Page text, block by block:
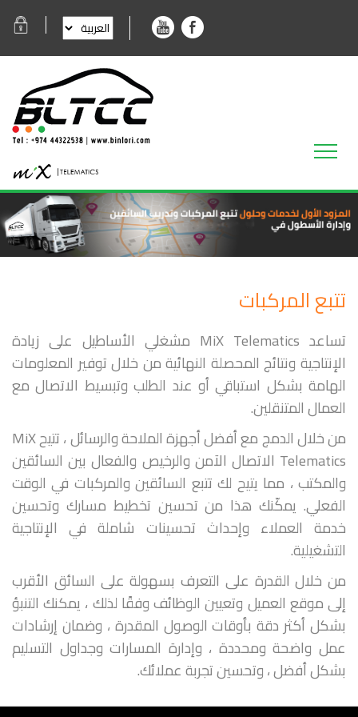
تتبع المركبات
تساعد MiX Telematics مشغلي الأساطيل على زيادة
الإنتاجية ونتائج المحصلة النهائية من خلال توفير المعلومات
الهامة بشكل استباقي أو عند الطلب وتبسيط الاتصال مع
العمال المتنقلين.
من خلال الدمج مع أفضل أجهزة الملاحة والرسائل ، تتيح MiX
Telematics الاتصال الآمن والرخيص والفعال بين السائقين
والمكتب ، مما يتيح لك تتبع السائقين والمركبات في الوقت
الفعلي. يمكّنك هذا من تحسين تخطيط مسارك وتحسين
خدمة العملاء وإحداث تحسينات شاملة في الإنتاجية
التشغيلية.
من خلال القدرة على التعرف بسهولة على السائق الأقرب
إلى موقع العميل وتعيين الوظائف وفقًا لذلك ، يمكنك التنبؤ
بشكل أكثر دقة بأوقات الوصول المقدرة ، وضمان إرشادات
عمل واضحة ومحددة ، وإدارة المسارات وجداول التسليم
بشكل أفضل ، وتحسين تجربة عملائك.